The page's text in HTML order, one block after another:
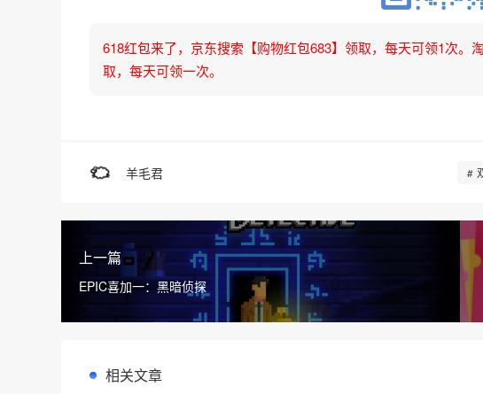
618红包来了，京东搜索【购物红包683】领取，每天可领1次。
取，每天可领一次。
羊毛君
上一篇
EPIC喜加一：黑暗侦探
相关文章